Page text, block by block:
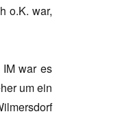
o.K. war,
war es
um ein